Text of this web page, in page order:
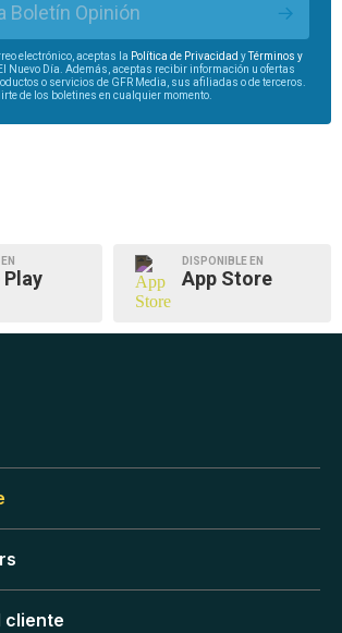
Boletín Opinión
electrónico, aceptas la Política de Privacidad y
Términos y
Nuevo Día. Además, aceptas recibir información u ofertas
o servicios de GFR Media, sus afiliadas o de terceros.
de los boletines en cualquier momento.
DISPONIBLE EN
App Store
cliente